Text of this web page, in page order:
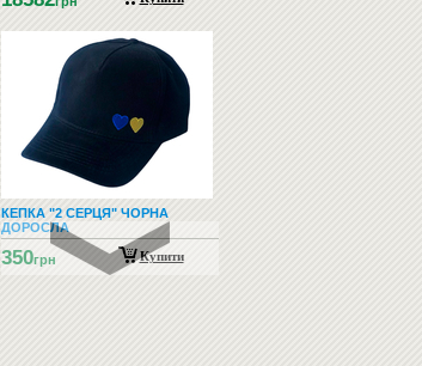
КЕПКА "2 СЕРЦЯ" ЧОРНА
ДОРОСЛА
350грн Купити